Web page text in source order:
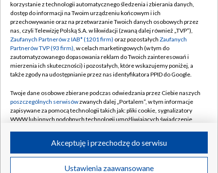
TVP
Abonament TVP
Emisja w TVP
Centrum informacji TVP
Naziemna Telewizja Cyfrowa
Rada Programowa
System NOS
Informacje o nadawcy
Program dla prasy
Regulamin TVP
Polityka prywatności
Moje zgody
Pomoc
Kontakt
Kanały
©2026 Telewizja Polska S.A. w likwidacji
korzystanie z technologii automatycznego śledzenia i zbierania danych,
dostęp do informacji na Twoim urządzeniu końcowym i ich
przechowywanie oraz na przetwarzanie Twoich danych osobowych przez
nas, czyli Telewizję Polską S.A. w likwidacji (zwaną dalej również „TVP”),
Zaufanych Partnerów z IAB* (1201 firm) oraz pozostałych Zaufanych
Partnerów TVP (93 firm), w celach marketingowych (w tym do
zautomatyzowanego dopasowania reklam do Twoich zainteresowań i
mierzenia ich skuteczności) i pozostałych, które wskazujemy poniżej, a
także zgody na udostępnianie przez nas identyfikatora PPID do Google.
Twoje dane osobowe zbierane podczas odwiedzania przez Ciebie naszych
poszczególnych serwisówzwanych dalej „Portalem”, w tym informacje
zapisywane za pomocą technologii takich jak: pliki cookie, sygnalizatory
WWW lub innych podobnych technologii umożliwiających świadczenie
ruchu w Internecie.
Twoje dane osobowe zbierane podczas odwiedzania przez Ciebie
Ustawienia zaawansowane
Akceptuję i przechodzę do serwisu